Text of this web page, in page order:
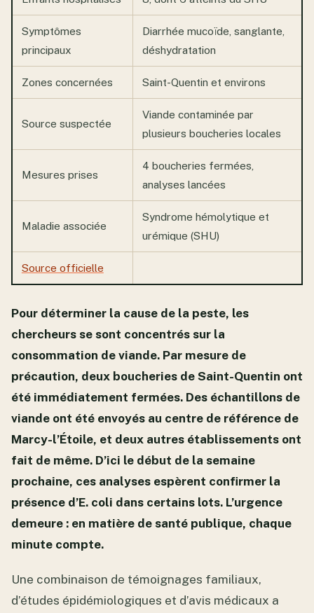
Symptômes
principaux
Diarrhée mucoïde, sanglante,
déshydratation
Zones concernées Saint-Quentin et environs
Source suspectée
Viande contaminée par
plusieurs boucheries locales
Mesures prises
4 boucheries fermées,
analyses lancées
Maladie associée
Syndrome hémolytique et
urémique (SHU)
Source officielle
Pour déterminer la cause de la peste, les
chercheurs se sont concentrés sur la
consommation de viande. Par mesure de
précaution, deux boucheries de Saint-Quentin ont
été immédiatement fermées. Des échantillons de
viande ont été envoyés au centre de référence de
Marcy-l’Étoile, et deux autres établissements ont
fait de même. D’ici le début de la semaine
prochaine, ces analyses espèrent confirmer la
présence d’E. coli dans certains lots. L’urgence
demeure : en matière de santé publique, chaque
minute compte.
Une combinaison de témoignages familiaux,
d’études épidémiologiques et d’avis médicaux a